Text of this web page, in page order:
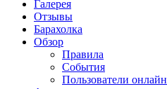
Галерея
Отзывы
Барахолка
Обзор
Правила
События
Пользователи онлайн